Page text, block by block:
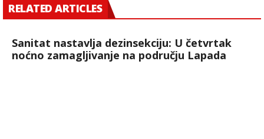
RELATED ARTICLES
Sanitat nastavlja dezinsekciju: U četvrtak
noćno zamagljivanje na području Lapada